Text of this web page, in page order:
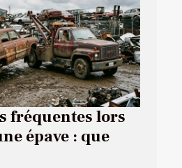
fréquentes lors
épave : que